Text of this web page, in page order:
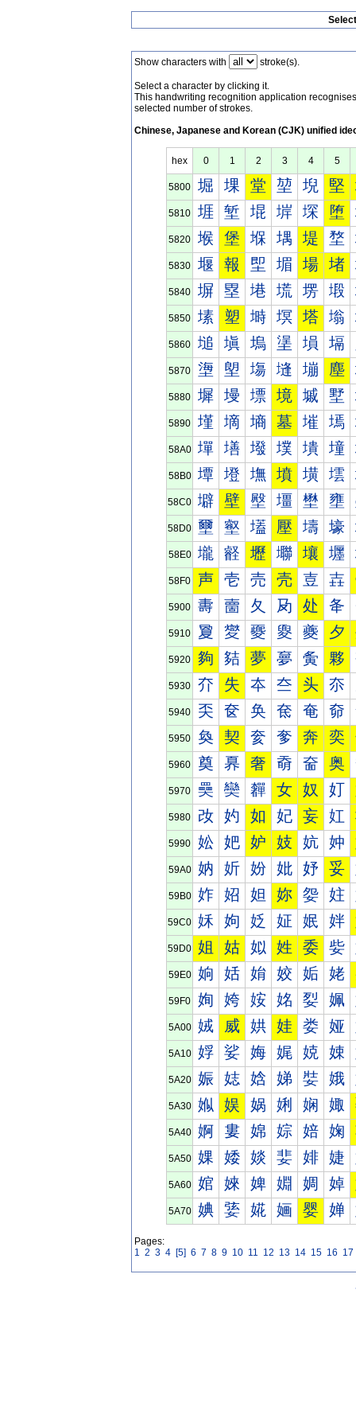
Show characters with stroke(s).
Select a character by clicking it.
This handwriting recognition application
selected number of strokes.
Chinese, Japanese and Korean (CJK) unified
hex 0 1 2 3 4 5
5800 堀 堁 堂 堃 堄 堅
5810 堐 堑 堒 堓 堔 堕
5820 堠 堡 堢 堣 堤 堥
5830 堰 報 堲 堳 場 堵
5840 塀 塁 塂 塃 塄 塅
5850 塐 塑 塒 塓 塔 塕
5860 塠 塡 塢 塣 塤 塥
5870 塰 塱 塲 塳 塴 塵
5880 墀 墁 墂 境 墄 墅
5890 墐 墑 墒 墓 墔 墕
58A0 墠 墡 墢 墣 墤 墥
58B0 墰 墱 墲 墳 墴 墵
58C0 壀 壁 壂 壃 壄 壅
58D0 壐 壑 壒 壓 壔 壕
58E0 壠 壡 壢 壣 壤 壥
58F0 声 壱 売 壳 壴 壵
5900 夀 夁 夂 夃 处 夅
5910 夐 夑 夒 夓 夔 夕
5920 夠 夡 夢 夣 夤 夥
5930 夰 失 夲 夳 头 夵
5940 奀 奁 奂 奃 奄 奅
5950 奐 契 奒 奓 奔 奕
5960 奠 奡 奢 奣 奤 奥
5970 奰 奱 奲 女 奴 奵
5980 妀 妁 如 妃 妄 妅
5990 妐 妑 妒 妓 妔 妕
59A0 妠 妡 妢 妣 妤 妥
59B0 妰 妱 妲 妳 妴 妵
59C0 姀 姁 姂 姃 姄 姅
59D0 姐 姑 姒 姓 委 姕
59E0 姠 姡 姢 姣 姤 姥
59F0 姰 姱 姲 姳 姴 姵
5A00 娀 威 娂 娃 娄 娅
5A10 娐 娑 娒 娓 娔 娕
5A20 娠 娡 娢 娣 娤 娥
5A30 娰 娱 娲 娳 娴 娵
5A40 婀 婁 婂 婃 婄 婅
5A50 婐 婑 婒 婓 婔 婕
5A60 婠 婡 婢 婣 婤 婥
5A70 婰 婱 婲 婳 婴 婵
Pages:
1 2 3 4 [5] 6 7 8 9 10 11 12 13 14 15 16 17